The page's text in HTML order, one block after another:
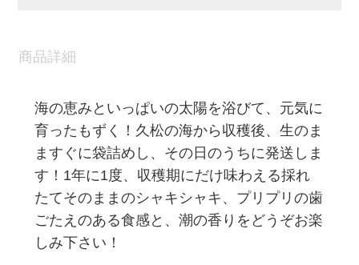
商品詳細
海の恵みといっぱいの太陽を浴びて、元気に
育ったもずく！久松の海から収穫後、生のま
ますぐに袋詰めし、その日のうちに発送しま
す！ 1年に1度、収穫期にだけ味わえる採れ
たてそのままのシャキシャキ、プリプリの歯
ごたえのある食感と、潮の香りをどうぞお楽
しみ下さい！